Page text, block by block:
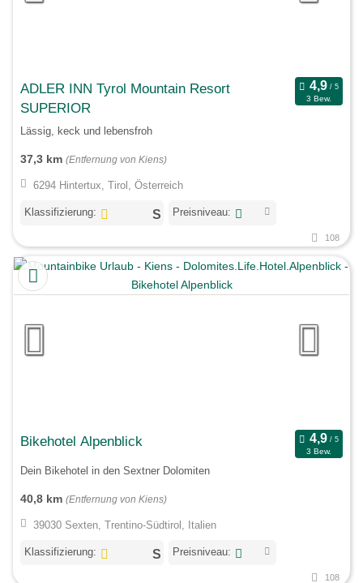
ADLER INN Tyrol Mountain Resort
SUPERIOR
3 Bew.
Lässig, keck und lebensfroh
37,3 km (Entfernung von Kiens)
6294 Hintertux, Tirol, Österreich
Klassifizierung: Preisniveau:
108
Bikehotel Alpenblick
3 Bew.
Dein Bikehotel in den Sextner Dolomiten
40,8 km (Entfernung von Kiens)
39030 Sexten, Trentino-Südtirol, Italien
Klassifizierung: Preisniveau:
108